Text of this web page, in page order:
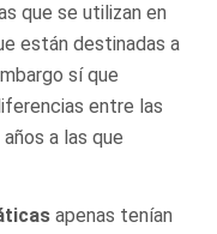
que se utilizan en
están destinadas a
sí que
entre las
a las que
apenas tenían